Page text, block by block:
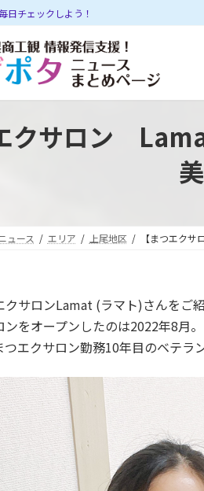
日チェックしよう！
クサロン
ュース エリア 上尾地区 【まつエク
クサロンLamat (ラマト)さんをご
ンをオープンしたのは2022年8
エクサロン勤務10年目のベテラン